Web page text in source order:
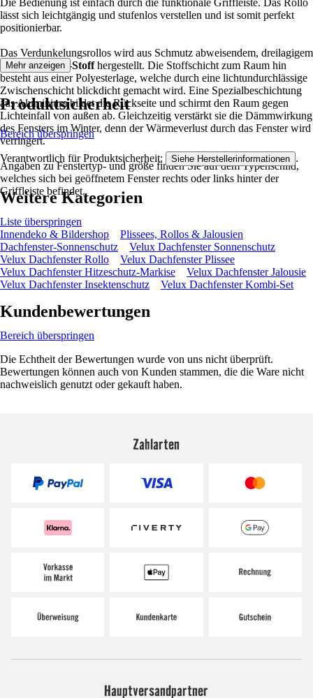
Die Bedienung ist einfach durch die funktionale Griffleiste. Das Rollo
lässt sich leichtgängig und stufenlos verstellen und ist somit perfekt
positionierbar.
Das Verdunkelungsrollos wird aus Schmutz abweisendem, dreilagigem
OEKO-TEX®-Stoffhergestellt. Die Stoffschicht zum Raum hin
besteht aus einer Polyesterlage, welche durch eine lichtundurchlässige
Zwischenschicht blickdicht gemacht wird. Eine Spezialbeschichtung
aus Aluminium bildet die Rückseite und schirmt den Raum gegen
Lichteinfall von außen ab. Gleichzeitig verstärkt sie die Dämmwirkung
des Fensters im Winter, denn der Wärmeverlust durch das Fenster wird
verringert.
Angaben zu Fenstertyp- und größe finden Sie auf dem Typenschild,
welches sich bei geöffnetem Fenster rechts oder links hinter der
Griffleiste befindet.
Mehr anzeigen
Produktsicherheit
Bereich überspringen
Verantwortlich für Produktsicherheit: Siehe Herstellerinformationen .
Weitere Kategorien
Liste überspringen
Innendeko & Bildershop
Plissees, Rollos & Jalousien
Dachfenster-Sonnenschutz
Velux Dachfenster Sonnenschutz
Velux Dachfenster Rollo
Velux Dachfenster Plissee
Velux Dachfenster Hitzeschutz-Markise
Velux Dachfenster Jalousie
Velux Dachfenster Insektenschutz
Velux Dachfenster Kombi-Set
Kundenbewertungen
Bereich überspringen
Die Echtheit der Bewertungen wurde von uns nicht überprüft.
Bewertungen können auch von Kunden stammen, die die Ware nicht
nachweislich genutzt oder gekauft haben.
Zahlarten
Hauptversandpartner